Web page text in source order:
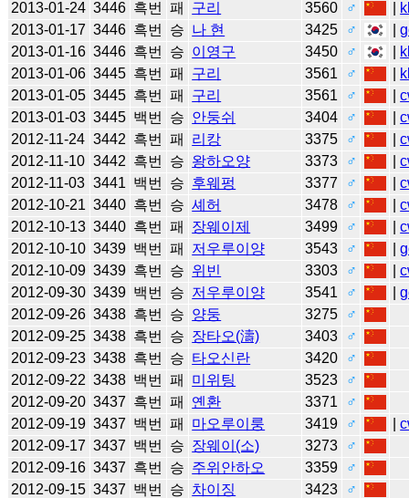
2013-01-24 3446 흑번 패 구리 3560 ♂
2013-01-17 3446 흑번 승 나 현 3425 ♂ |
2013-01-16 3446 흑번 승 이영구 3450 ♂
2013-01-06 3445 흑번 패 구리 3561 ♂
2013-01-05 3445 흑번 패 구리 3561 ♂ |
2013-01-03 3445 백번 승 안둥쉬 3404 ♂ |
2012-11-24 3442 흑번 패 리캉 3375 ♂ |
2012-11-10 3442 흑번 승 왕하오양 3373 ♂ |
2012-11-03 3441 백번 승 후웨펑 3377 ♂ |
2012-10-21 3440 흑번 승 셰허 3478 ♂ |
2012-10-13 3440 흑번 패 장웨이제 3499 ♂ |
2012-10-10 3439 백번 패 저우루이양 3543 ♂ |
2012-10-09 3439 흑번 승 위빈 3303 ♂ |
2012-09-30 3439 백번 승 저우루이양 3541 ♂ |
2012-09-26 3438 흑번 승 양둥 3275
♂
2012-09-25 3438 흑번 승 장타오(濤) 3403
♂
2012-09-23 3438 흑번 승 타오신란 3420
♂
2012-09-22 3438 백번 패 미위팅 3523
♂
2012-09-20 3437 흑번 패 옌환 3371
♂
2012-09-19 3437 백번 패 마오루이룽 3419 ♂ |
2012-09-17 3437 백번 승 장웨이(소) 3273
♂
2012-09-16 3437 흑번 승 주위안하오 3359
♂
2012-09-15 3437 백번 승 차이징 3423
♂